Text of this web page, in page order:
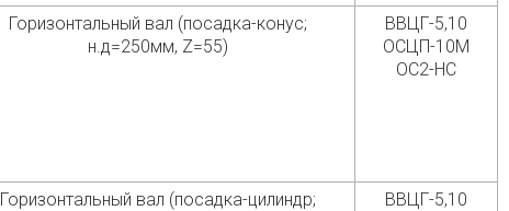
Горизонтальный вал (посадка-конус;
н.д=250мм, Z=55)
ВВЦГ-5,10
ОСЦП-10М
ОС2-НС
Горизонтальный вал (посадка-цилиндр;
ВВЦГ-5,10